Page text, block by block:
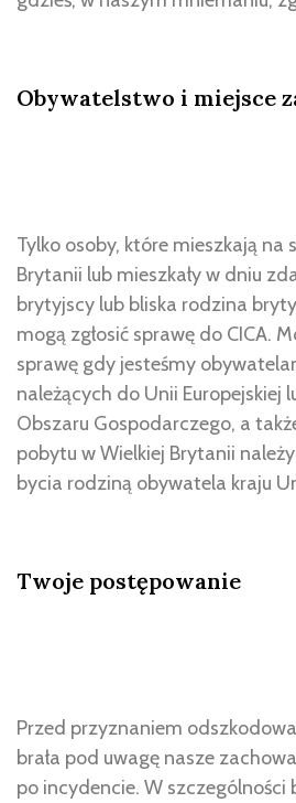
Obywatelstwo i miejsce
Tylko osoby, które mieszkają na
Brytanii lub mieszkały w dniu
brytyjscy lub bliska rodzina
mogą zgłosić sprawę do CICA.
sprawę gdy jesteśmy
należących do Unii Europejskiej
Obszaru Gospodarczego, a
pobytu w Wielkiej Brytanii
bycia rodziną obywatela kraju
Twoje postępowanie
Przed przyznaniem
brała pod uwagę nasze
po incydencie. W szczególności